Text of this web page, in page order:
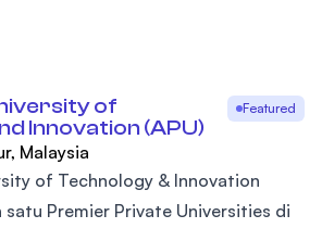
of
Innovation (APU)
Featured
Malaysia
of Technology & Innovation
satu Premier Private Universities di